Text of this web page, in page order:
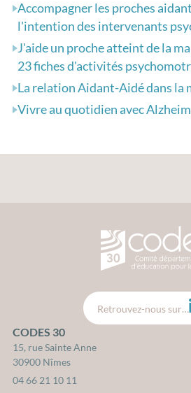
Accompagner les proches
l'intention des intervenants
J'aide un proche atteint de la
23 fiches d'activités
La relation Aidant-Aidé dans la
Vivre au quotidien avec
Retrouvez-nous sur…
CODES 30
15, rue Sainte Anne
30900 Nîmes
04 66 21 10 11